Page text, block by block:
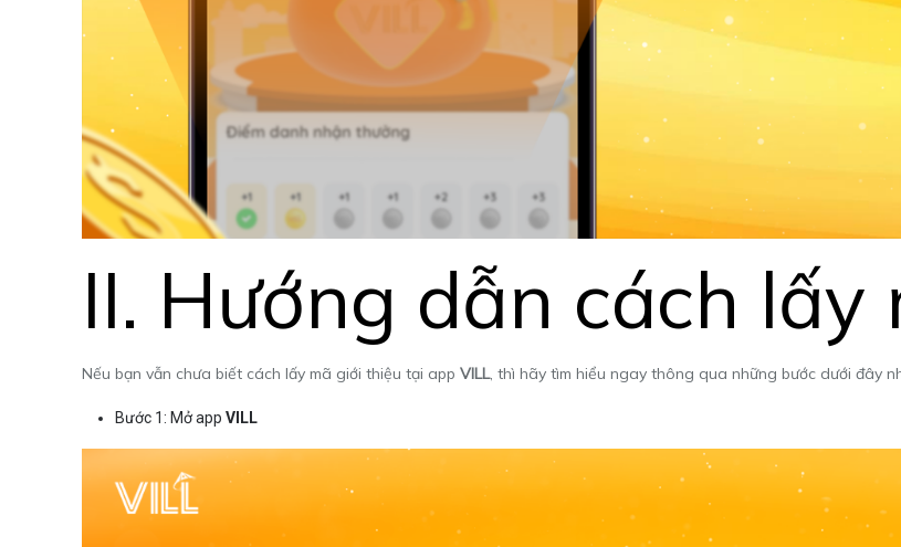
II. Hướng dẫn cách
Nếu bạn vẫn chưa biết cách lấy mã giới thiệu tại appVILL, thì hãy tìm hiểu ngay thông qua những bước dưới đây
Bước 1: Mở appVILL